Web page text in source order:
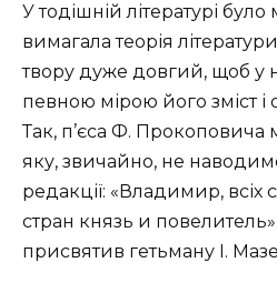
У тодішній літературі
вимагала теорія
твору дуже довгий, щоб у
певною мірою його зміст і
Так, п’єса Ф. Прокоповича
яку, звичайно, не
редакції: «Владимир,
стран князь и
присвятив гетьману І.